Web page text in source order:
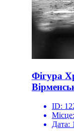
Фігура
ID:
Місце:
Дата: